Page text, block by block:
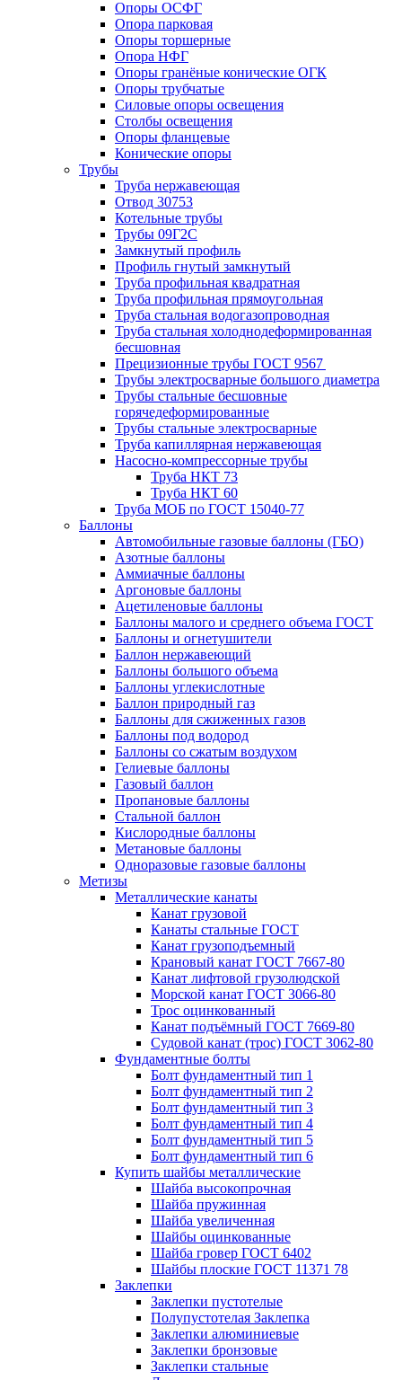
Опоры ОСФГ
Опора парковая
Опоры торшерные
Опора НФГ
Опоры гранёные конические ОГК
Опоры трубчатые
Силовые опоры освещения
Столбы освещения
Опоры фланцевые
Конические опоры
Трубы
Труба нержавеющая
Отвод 30753
Котельные трубы
Трубы 09Г2С
Замкнутый профиль
Профиль гнутый замкнутый
Труба профильная квадратная
Труба профильная прямоугольная
Труба стальная водогазопроводная
Труба стальная холоднодеформированная
бесшовная
Прецизионные трубы ГОСТ 9567
Трубы электросварные большого диаметра
Трубы стальные бесшовные
горячедеформированные
Трубы стальные электросварные
Труба капиллярная нержавеющая
Насосно-компрессорные трубы
Труба НКТ 73
Труба НКТ 60
Труба МОБ по ГОСТ 15040-77
Баллоны
Автомобильные газовые баллоны (ГБО)
Азотные баллоны
Аммиачные баллоны
Аргоновые баллоны
Ацетиленовые баллоны
Баллоны малого и среднего объема ГОСТ
Баллоны и огнетушители
Баллон нержавеющий
Баллоны большого объема
Баллоны углекислотные
Баллон природный газ
Баллоны для сжиженных газов
Баллоны под водород
Баллоны со сжатым воздухом
Гелиевые баллоны
Газовый баллон
Пропановые баллоны
Стальной баллон
Кислородные баллоны
Метановые баллоны
Одноразовые газовые баллоны
Метизы
Металлические канаты
Канат грузовой
Канаты стальные ГОСТ
Канат грузоподъемный
Крановый канат ГОСТ 7667-80
Канат лифтовой грузолюдской
Морской канат ГОСТ 3066-80
Трос оцинкованный
Канат подъёмный ГОСТ 7669-80
Судовой канат (трос) ГОСТ 3062-80
Фундаментные болты
Болт фундаментный тип 1
Болт фундаментный тип 2
Болт фундаментный тип 3
Болт фундаментный тип 4
Болт фундаментный тип 5
Болт фундаментный тип 6
Купить шайбы металлические
Шайба высокопрочная
Шайба пружинная
Шайба увеличенная
Шайбы оцинкованные
Шайба гровер ГОСТ 6402
Шайбы плоские ГОСТ 11371 78
Заклепки
Заклепки пустотелые
Полупустотелая Заклепка
Заклепки алюминиевые
Заклепки бронзовые
Заклепки стальные